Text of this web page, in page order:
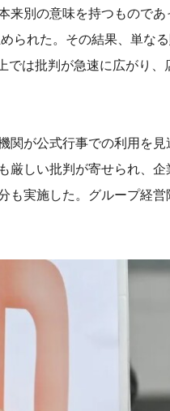
来別の意味を持つもので
られた。その結果、単な
では批判が急速に広がり、
関が公式行事での利用を見
厳しい批判が寄せられ、
も実施した。グループ経